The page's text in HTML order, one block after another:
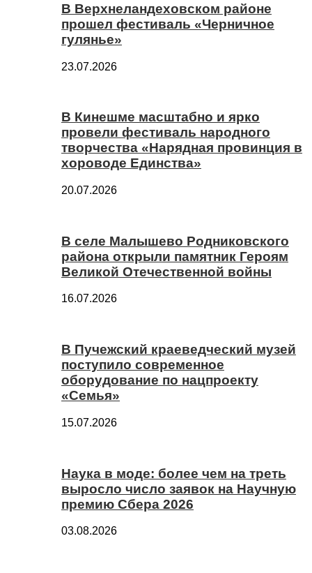
В Верхнеландеховском районе
прошел фестиваль «Черничное
гулянье»
23.07.2026
В Кинешме масштабно и ярко
провели фестиваль народного
творчества «Нарядная провинция в
хороводе Единства»
20.07.2026
В селе Малышево Родниковского
района открыли памятник Героям
Великой Отечественной войны
16.07.2026
В Пучежский краеведческий музей
поступило современное
оборудование по нацпроекту
«Семья»
15.07.2026
Наука в моде: более чем на треть
выросло число заявок на Научную
премию Сбера 2026
03.08.2026